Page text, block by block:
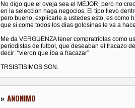
No digo que el oveja sea el MEJOR, pero no
en la seleccion haga negocios. El tipo llevo
pero bueno, explicarle a ustedes esto, es como
que si come todos los dias golosinas le va a
Me da VERGUENZA tener compratriotas como
periodistas de futbol, que deseaban el fracazo
decir: “vieron que iba a fracazar”
TRSISTISIMOS SON.
» ANONIMO